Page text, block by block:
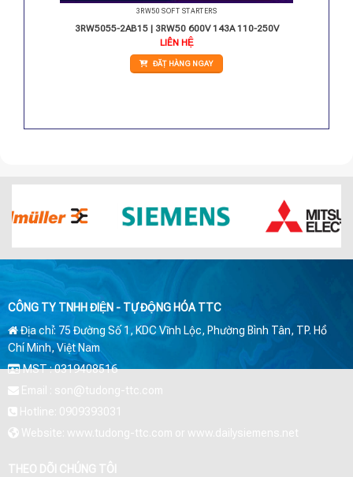
3RW50 SOFT STARTERS
3RW5055-2AB15 | 3RW50 600V 143A 110-250V
LIÊN HỆ
ĐẶT HÀNG NGAY
CÔNG TY TNHH ĐIỆN - TỰ ĐỘNG HÓA TTC
Địa chỉ: 75 Đường Số 1, KDC Vĩnh Lộc, Phường Bình Tân, TP. Hồ
Chí Minh, Việt Nam
MST : 0319408516
Email : son@tudong-ttc.com
Hotline: 0909393031
Website: www.tudong-ttc.com or www.dailysiemens.net
THEO DÕI CHÚNG TÔI